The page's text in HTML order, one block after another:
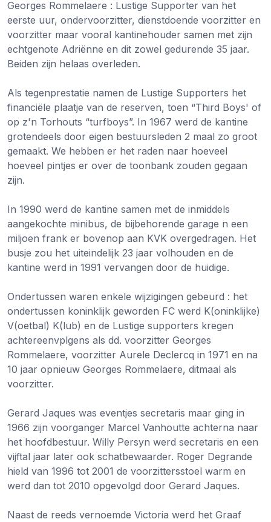
Georges Rommelaere : Lustige Supporter van het
eerste uur, ondervoorzitter, dienstdoende voorzitter en
voorzitter maar vooral kantinehouder samen met zijn
echtgenote Adriënne en dit zowel gedurende 35 jaar.
Beiden zijn helaas overleden.
Als tegenprestatie namen de Lustige Supporters het
financiële plaatje van de reserven, toen “Third Boys' of
op z'n Torhouts “turfboys”. In 1967 werd de kantine
grotendeels door eigen bestuursleden 2 maal zo groot
gemaakt. We hebben er het raden naar hoeveel
hoeveel pintjes er over de toonbank zouden gegaan
zijn.
In 1990 werd de kantine samen met de inmiddels
aangekochte minibus, de bijbehorende garage n een
miljoen frank er bovenop aan KVK overgedragen. Het
busje zou het uiteindelijk 23 jaar volhouden en de
kantine werd in 1991 vervangen door de huidige.
Ondertussen waren enkele wijzigingen gebeurd : het
ondertussen koninklijk geworden FC werd K(oninklijke)
V(oetbal) K(lub) en de Lustige supporters kregen
achtereenvplgens als dd. voorzitter Georges
Rommelaere, voorzitter Aurele Declercq in 1971 en na
10 jaar opnieuw Georges Rommelaere, ditmaal als
voorzitter.
Gerard Jaques was eventjes secretaris maar ging in
1966 zijn voorganger Marcel Vanhoutte achterna naar
het hoofdbestuur. Willy Persyn werd secretaris en een
vijftal jaar later ook schatbewaarder. Roger Degrande
hield van 1996 tot 2001 de voorzittersstoel warm en
werd dan tot 2010 opgevolgd door Gerard Jaques.
Naast de reeds vernoemde Victoria werd het Graaf